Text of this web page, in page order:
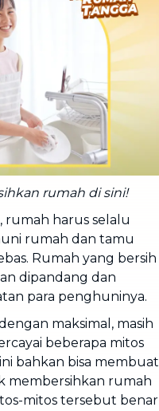
rumah di sini!
rumah harus selalu
rumah dan tamu
Rumah yang bersih
dipandang dan
para penghuninya.
maksimal, masih
beberapa mitos
bahkan bisa membuat
membersihkan rumah
mitos tersebut benar